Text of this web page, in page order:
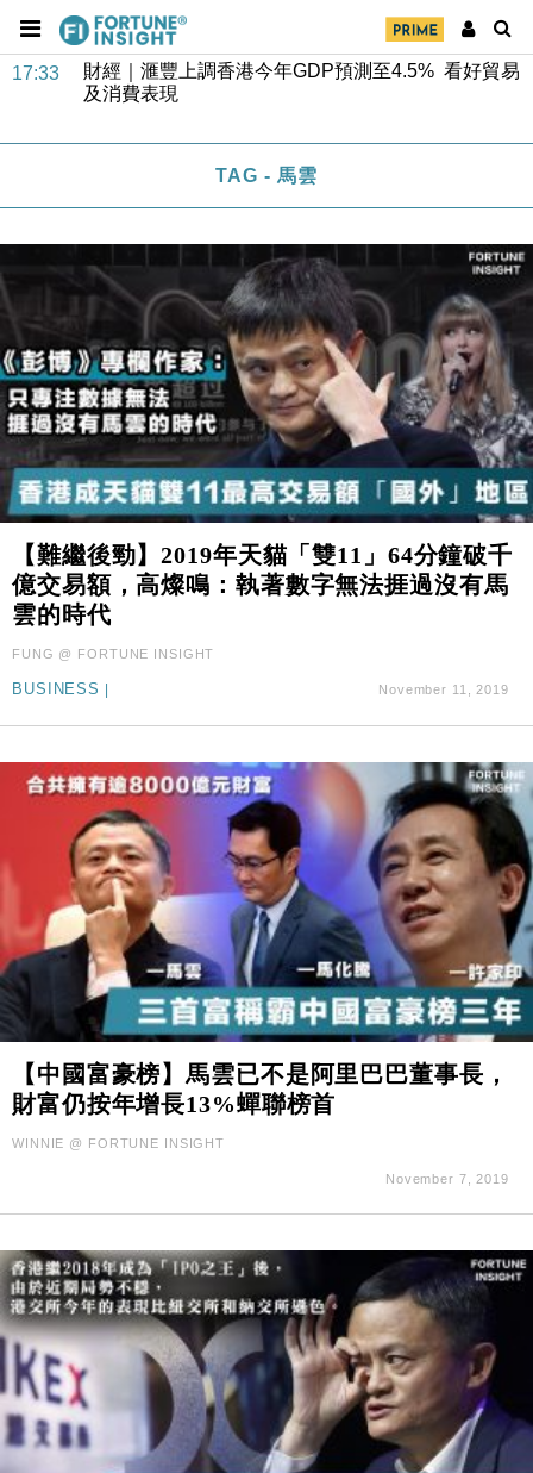
17:33
財經｜滙豐上調香港今年GDP預測至4.5% 看好貿易
及消費表現
本地｜假冒內地執法人員要求交「保證金」 43歲女子
財經｜日經失守6.5萬點後回穩 全周仍升近2%
15:47
財經｜恒隆10月換帥 玩具「反」斗城亞洲CEO蔡德
15:11
財經｜韓股反覆波動收跌 連挫7周創逾3年最長跌勢
13:44
財經｜內地7月美元計價出口增近24%勝預期 貿易順
差達1125億美元
12:44
財經｜日本春季三度入市撐日圓 4月單日斥6.28萬億
日圓干預創新高
11:12
國際｜特朗普料美伊戰事快結束 承認部分彈藥庫存緊
張
15:59
財經｜SA售股自救後再出手 斥4億美元押注未上市公
司
18:31
財經｜華僑銀行上半年淨利創新高 中期息增15%至
47仙
17:33
財經｜滙豐上調香港今年GDP預測至4.5% 看好貿易
及消費表現
16:47
本地｜假冒內地執法人員要求交「保證金」 43歲女子
財經｜恒隆10月換帥 玩具「反」斗城亞洲CEO蔡德
粦接任
財經｜韓股反覆波動收跌 連挫7周創逾3年最長跌勢
13:44
財經｜內地7月美元計價出口增近24%勝預期 貿易順
差達1125億美元
12:44
財經｜日本春季三度入市撐日圓 4月單日斥6.28萬億
日圓干預創新高
11:12
國際｜特朗普料美伊戰事快結束 承認部分彈藥庫存緊
張
15:59
財經｜SA售股自救後再出手 斥4億美元押注未上市公
TAG - 馬雲
【難繼後勁】2019年天貓「雙11」64分鐘破千
億交易額，高燦鳴：執著數字無法捱過沒有馬
雲的時代
FUNG @ FORTUNE INSIGHT
BUSINESS November 11, 2019
【中國富豪榜】馬雲已不是阿里巴巴董事長，
財富仍按年增長13%蟬聯榜首
WINNIE @ FORTUNE INSIGHT
November 7, 2019